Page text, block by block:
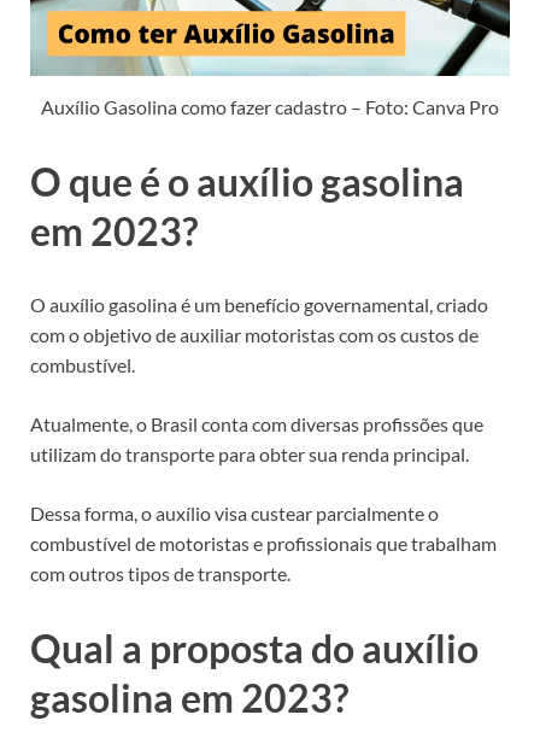
Auxílio Gasolina como fazer cadastro – Foto: Canva Pro
O que é o auxílio gasolina
em 2023?
O auxílio gasolina é um benefício governamental, criado
com o objetivo de auxiliar motoristas com os custos de
combustível.
Atualmente, o Brasil conta com diversas profissões que
utilizam do transporte para obter sua renda principal.
Dessa forma, o auxílio visa custear parcialmente o
combustível de motoristas e profissionais que trabalham
com outros tipos de transporte.
Qual a proposta do auxílio
gasolina em 2023?